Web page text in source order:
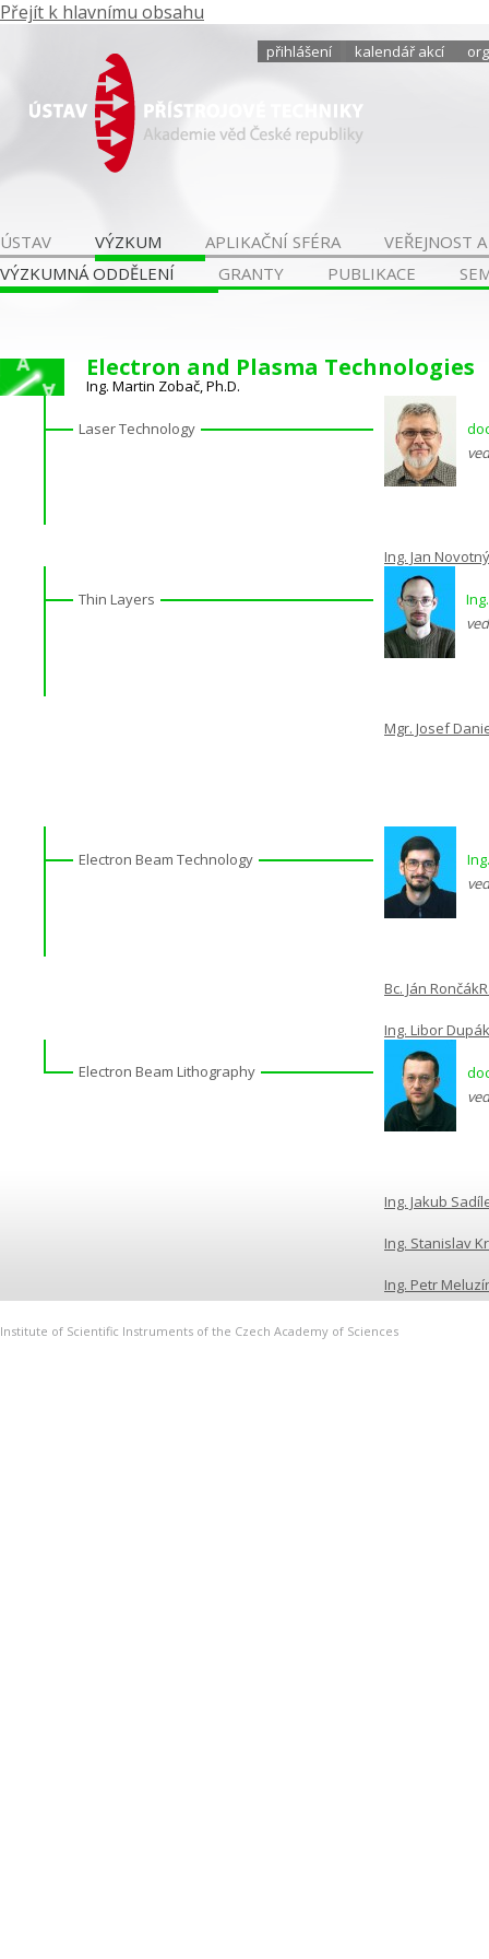
Přejít k hlavnímu obsahu
přihlášení kalendář akcí
ÚSTAV VÝZKUM APLIKAČNÍ SFÉRA
VEŘEJNOST
VÝZKUMNÁ ODDĚLENÍ
GRANTY PUBLIKACE
Electron and Plasma Technologies
Ing. Martin Zobač, Ph.D.
Laser Technology
Ing. Jan Novotný
Thin Layers
Mgr. Josef
Electron Beam Technology
Bc. Ján Rončák
Ing. Libor
Electron Beam Lithography
Ing. Jakub
Ing. Stanislav
Ing. Petr
Institute of Scientific Instruments of the Czech Academy of Sciences